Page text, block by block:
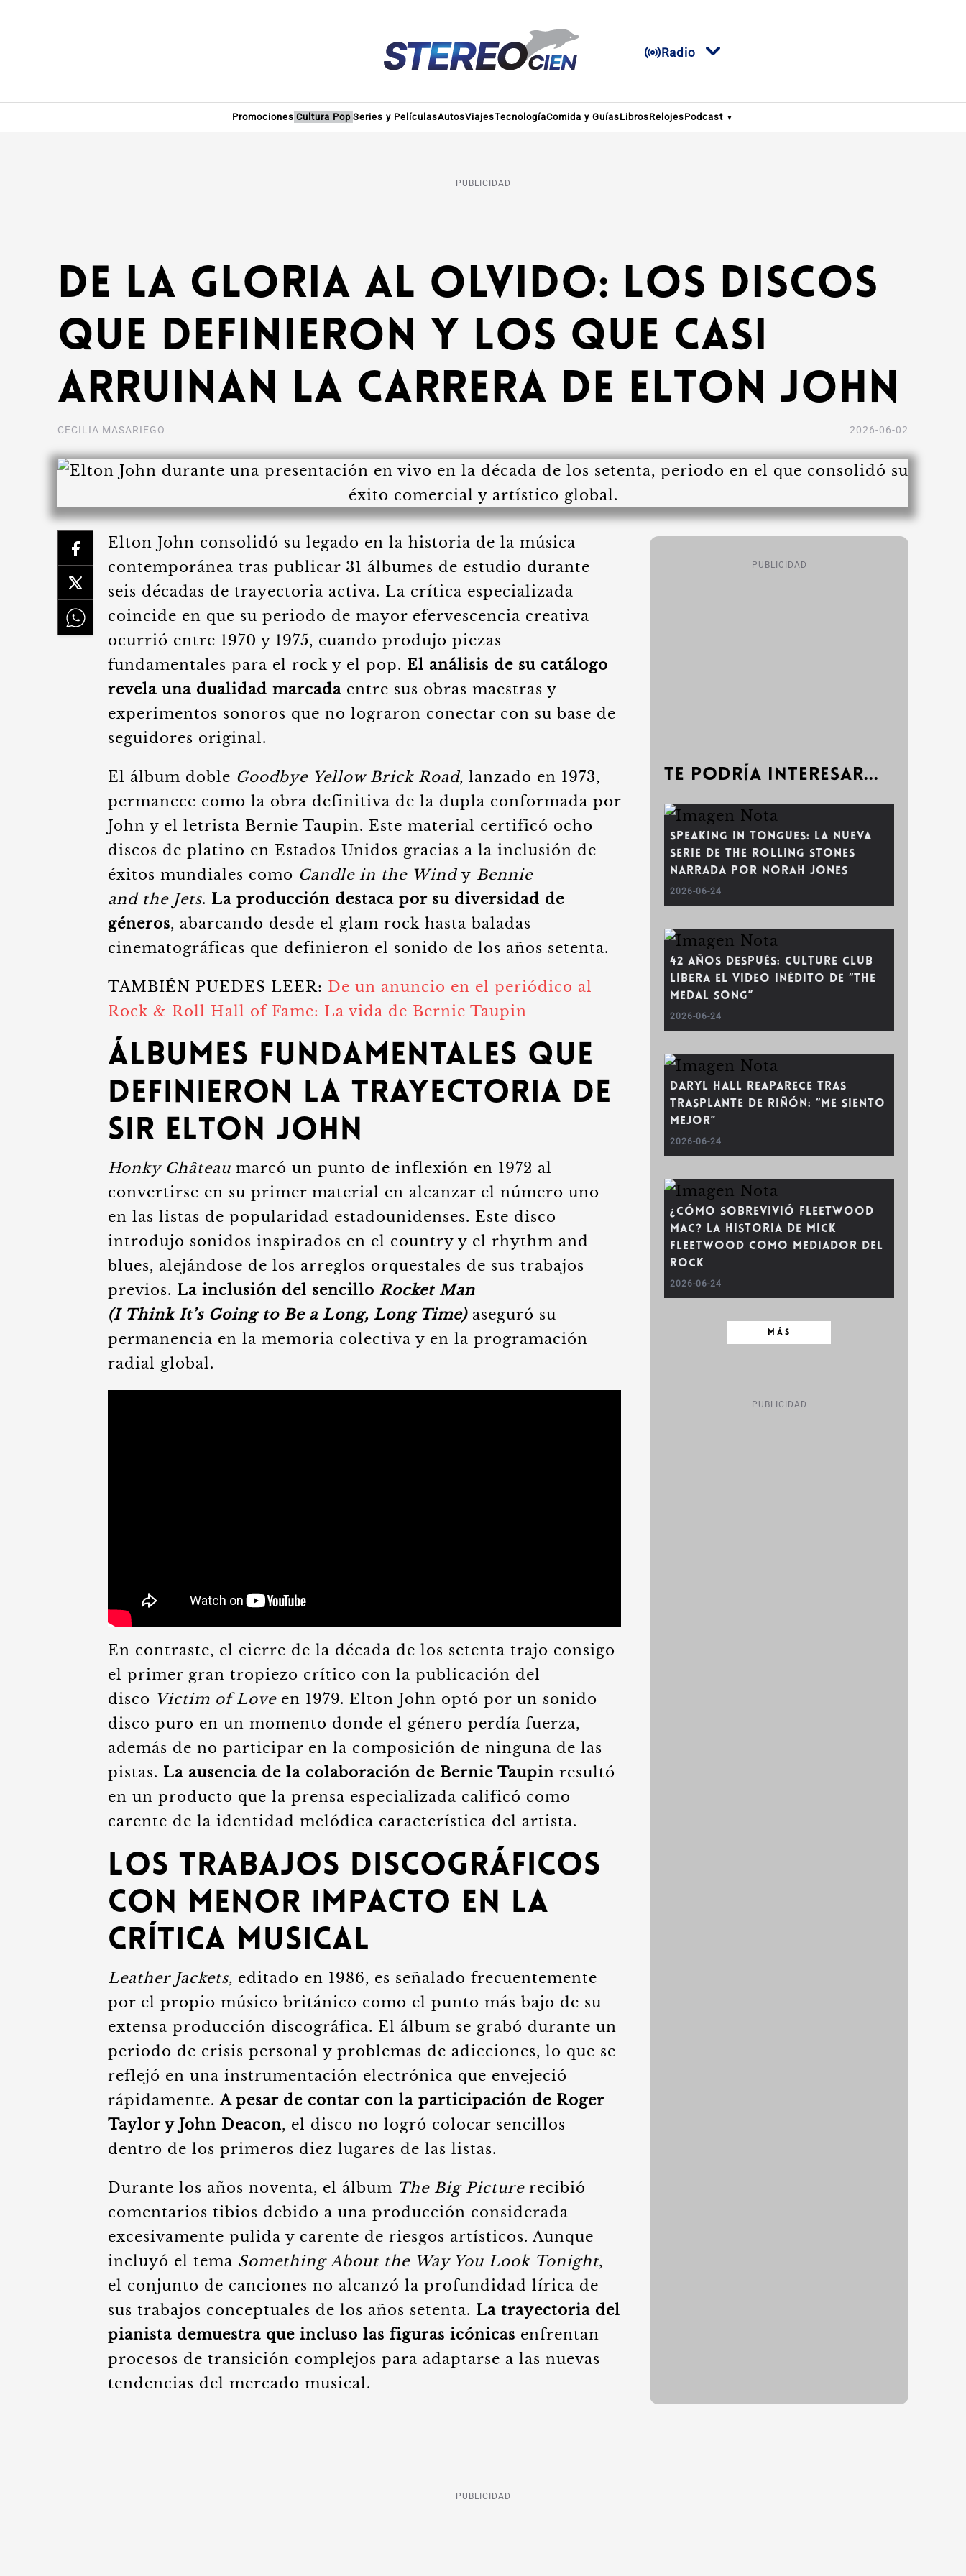
Radio
Promociones Cultura Pop Series y PelículasAutosViajesTecnologíaComida y GuíasLibrosRelojesPodcast
PUBLICIDAD
De la gloria al olvido: Los discos
que definieron y los que casi
arruinan la carrera de Elton John
CECILIA MASARIEGO 2026-06-02
Elton John consolidó su legado en la historia de la música
contemporánea tras publicar 31 álbumes de estudio durante
seis décadas de trayectoria activa. La crítica especializada
coincide en que su periodo de mayor efervescencia creativa
ocurrió entre 1970 y 1975, cuando produjo piezas
fundamentales para el rock y el pop. El análisis de su catálogo
revela una dualidad marcada entre sus obras maestras y
experimentos sonoros que no lograron conectar con su base de
seguidores original.
El álbum doble Goodbye Yellow Brick Road, lanzado en 1973,
permanece como la obra definitiva de la dupla conformada por
John y el letrista Bernie Taupin. Este material certificó ocho
discos de platino en Estados Unidos gracias a la inclusión de
éxitos mundiales como Candle in the Windy Bennie
and the Jets. La producción destaca por su diversidad de
géneros, abarcando desde el glam rock hasta baladas
cinematográficas que definieron el sonido de los años setenta.
TAMBIÉN PUEDES LEER: De un anuncio en el periódico al
Rock & Roll Hall of Fame: La vida de Bernie Taupin
Álbumes fundamentales que
definieron la trayectoria de
Sir Elton John
Honky Château marcó un punto de inflexión en 1972 al
convertirse en su primer material en alcanzar el número uno
en las listas de popularidad estadounidenses. Este disco
introdujo sonidos inspirados en el country y el rhythm and
blues, alejándose de los arreglos orquestales de sus trabajos
previos. La inclusión del sencillo Rocket Man
(I Think It’s Going to Be a Long, Long Time)aseguró su
permanencia en la memoria colectiva y en la programación
radial global.
En contraste, el cierre de la década de los setenta trajo consigo
el primer gran tropiezo crítico con la publicación del
disco Victim of Loveen 1979. Elton John optó por un sonido
disco puro en un momento donde el género perdía fuerza,
además de no participar en la composición de ninguna de las
pistas. La ausencia de la colaboración de Bernie Taupin resultó
en un producto que la prensa especializada calificó como
carente de la identidad melódica característica del artista.
Los trabajos discográficos
con menor impacto en la
crítica musical
Leather Jackets, editado en 1986, es señalado frecuentemente
por el propio músico británico como el punto más bajo de su
extensa producción discográfica. El álbum se grabó durante un
periodo de crisis personal y problemas de adicciones, lo que se
reflejó en una instrumentación electrónica que envejeció
rápidamente.A pesar de contar con la participación de Roger
Taylor y John Deacon, el disco no logró colocar sencillos
dentro de los primeros diez lugares de las listas.
Durante los años noventa, el álbum The Big Picturerecibió
comentarios tibios debido a una producción considerada
excesivamente pulida y carente de riesgos artísticos. Aunque
incluyó el tema Something About the Way You Look Tonight,
el conjunto de canciones no alcanzó la profundidad lírica de
sus trabajos conceptuales de los años setenta. La trayectoria del
pianista demuestra que incluso las figuras icónicas enfrentan
procesos de transición complejos para adaptarse a las nuevas
tendencias del mercado musical.
PUBLICIDAD
Te podría interesar...
Speaking In Tongues: La nueva
serie de The Rolling Stones
narrada por Norah Jones
2026-06-24
42 años después: Culture Club
libera el video inédito de “The
Medal Song”
2026-06-24
Daryl Hall reaparece tras
trasplante de riñón: “Me siento
mejor”
2026-06-24
¿Cómo sobrevivió Fleetwood
Mac? La historia de Mick
Fleetwood como mediador del
rock
2026-06-24
MÁS
PUBLICIDAD
PUBLICIDAD